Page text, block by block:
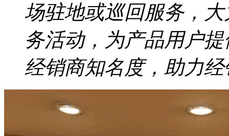
场驻地或巡回服务，
务活动，为产品用户
经销商知名度，助力